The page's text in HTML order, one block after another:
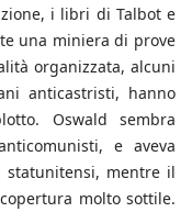
i libri di Talbot e
una miniera di prove
organizzata, alcuni
anticastristi, hanno
Oswald sembra
e aveva
statunitensi, mentre il
molto sottile.